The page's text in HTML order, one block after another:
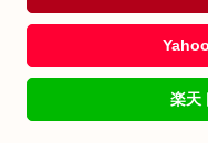
楽天